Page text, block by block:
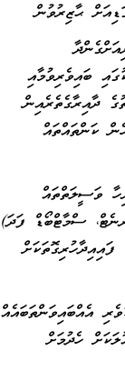
ޙާޒިރުވުން
ބައިވެރިވުމާއި
ދާއިރާގެތެރެއިން
ކަންތައްތައް
ވަސީލަތްތައް
ސްމާޓްބޯޑް ފަދަ)
އެއްބައިވަންތަބައެއް
ހެދުމަށް